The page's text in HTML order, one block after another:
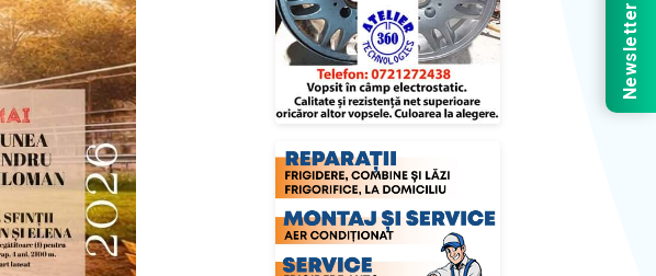
Newsletter